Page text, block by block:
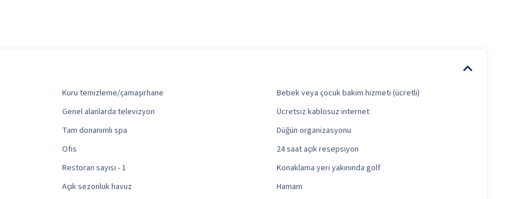
Kuru temizleme/çamaşırhane
Bebek veya çocuk bakım hizmeti (ücretli)
Genel alanlarda televizyon
Ücretsiz kablosuz internet
Tam donanımlı spa
Düğün organizasyonu
Ofis
24 saat açık resepsiyon
Restoran sayısı - 1
Konaklama yeri yakınında golf
Açık sezonluk havuz
Hamam